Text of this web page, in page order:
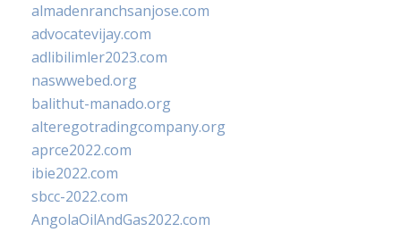
almadenranchsanjose.com
advocatevijay.com
adlibilimler2023.com
naswwebed.org
balithut-manado.org
alteregotradingcompany.org
aprce2022.com
ibie2022.com
sbcc-2022.com
AngolaOilAndGas2022.com